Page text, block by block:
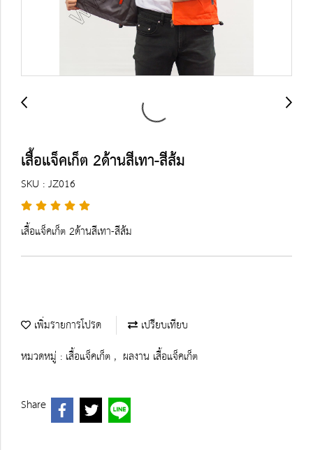
เสื้อแจ็คเก็ต 2ด้านสีเทา-สีส้ม
SKU : JZ016
เสื้อแจ็คเก็ต 2ด้านสีเทา-สีส้ม
เพิ่มรายการโปรด
เปรียบเทียบ
หมวดหมู่ : เสื้อแจ็คเก็ต, ผลงาน เสื้อแจ็คเก็ต
Share